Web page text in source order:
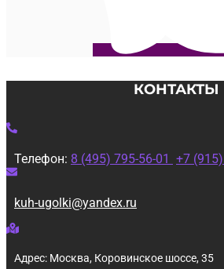
КОНТАКТЫ
Телефон: 8 (495) 795-56-01 +7
kuh-ugolki@yandex.ru
Адрес: Москва, Коровинское шоссе, 35